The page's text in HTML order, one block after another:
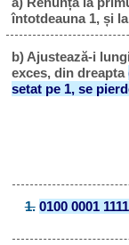
întotdeauna 1, și
b) Ajustează-i
exces, din dreapta
setat pe 1, se
1. 0100 0001